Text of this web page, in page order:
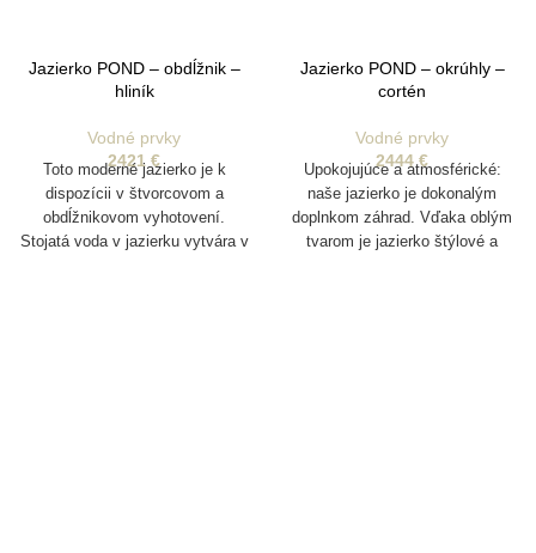
Jazierko POND – obdĺžnik –
hliník
Vodné prvky
2421 €
Toto moderné jazierko je k
dispozícii v štvorcovom a
obdĺžnikovom vyhotovení.
Stojatá voda v jazierku vytvára v
Jazierko POND – okrúhly –
cortén
Vodné prvky
2444€
Upokojujúce a atmosférické:
naše jazierko je dokonalým
doplnkom záhrad. Vďaka oblým
tvarom je jazierko štýlové a